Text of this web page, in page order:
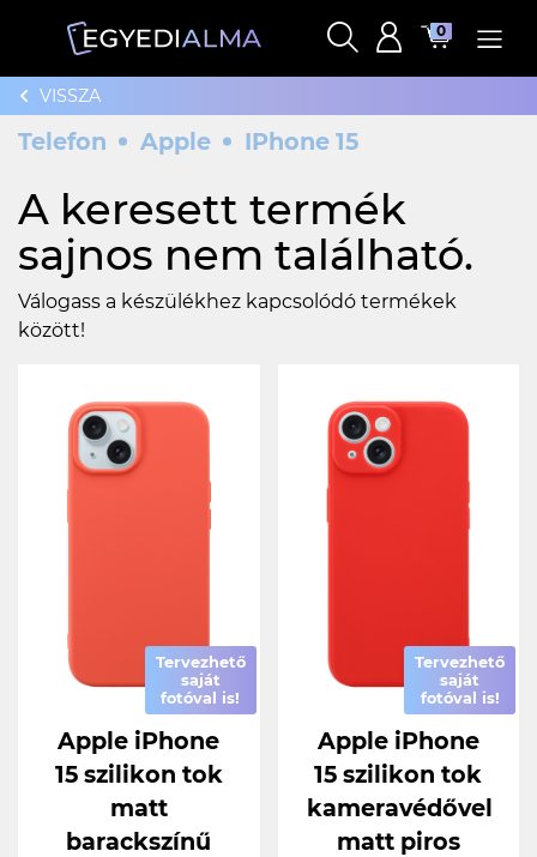
0
VISSZA
Telefon Apple IPhone 15
A keresett termék
sajnos nem található.
Válogass a készülékhez kapcsolódó termékek
között!
Tervezhető
saját
fotóval is!
Apple iPhone
15 szilikon tok
matt
barackszínű
Tervezhető
saját
fotóval is!
Apple iPhone
15 szilikon tok
kameravédővel
matt piros